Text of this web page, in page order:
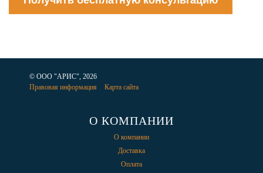
© ООО "АРИС", 2026
Правовая информация
Карта сайта
О КОМПАНИИ
О компании
Доставка
Оплата